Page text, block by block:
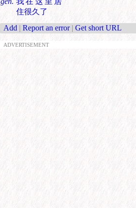
住很久了
Add | Report an error | Get short URL
ADVERTISEMENT